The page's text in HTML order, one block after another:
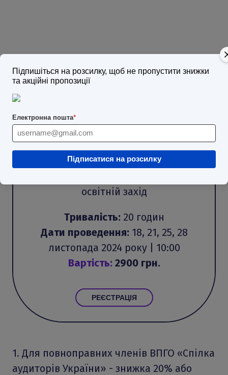
Підпишіться на розсилку, щоб не пропустити знижки
та акційні пропозиції
Електронна пошта*
Підписатися на розсилку
Лектор:Сергій
Лозовицький
освітній захід
Тривалість:20 годин
Дати проведення: 18, 21, 25, 28
листопада 2024 року | 10:00
Вартість: 2900 грн.
РЕЄСТРАЦІЯ
1. Для повноправних членів ВПГО «Спілка
аудиторів України» - знижка 20% або